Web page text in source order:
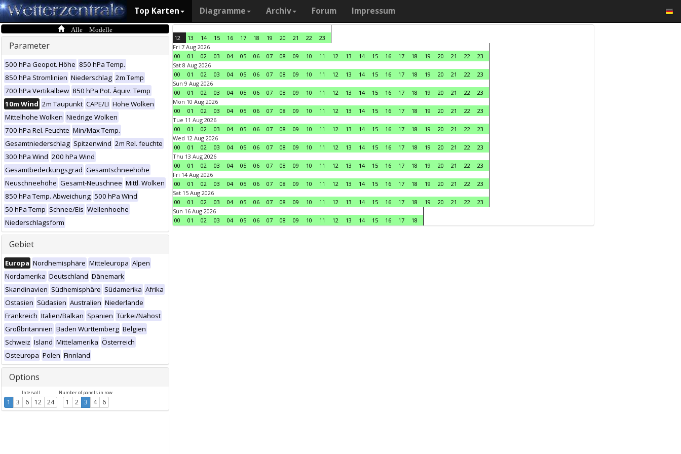
Top Karten Diagramme Archiv Forum Impressum
Alle Modelle
Parameter
500 hPa Geopot. Höhe 850 hPa Temp.
850 hPa Stromlinien Niederschlag 2m Temp
700 hPa Vertikalbew 850 hPa Pot. Äquiv. Temp
10m Wind 2m Taupunkt CAPE/LI Hohe Wolken
Mittelhohe Wolken Niedrige Wolken
700 hPa Rel. Feuchte Min/Max Temp.
Gesamtniederschlag Spitzenwind 2m Rel. feuchte
300 hPa Wind 200 hPa Wind
Gesamtbedeckungsgrad Gesamtschneehöhe
Neuschneehöhe Gesamt-Neuschnee Mittl. Wolken
850 hPa Temp. Abweichung 500 hPa Wind
50 hPa Temp Schnee/Eis Wellenhoehe
Niederschlagsform
Gebiet
Europa Nordhemisphäre Mitteleuropa Alpen
Nordamerika Deutschland Dänemark
Skandinavien Südhemisphäre Südamerika Afrika
Ostasien Südasien Australien Niederlande
Frankreich Italien/Balkan Spanien Türkei/Nahost
Großbritannien Baden Württemberg Belgien
Schweiz Island Mittelamerika Österreich
Osteuropa Polen Finnland
Options
Intervall
1 3 6 12 24
Number of panels in row
1 2 3 4 6
12 13 14 15 16 17 18 19 20 21 22
23
Fri 7 Aug 2026
00
01 02 03 04 05 06 07 08 09 10 11 12 13 14 15 16 17 18 19 20 21 22
23
Sat 8 Aug 2026
00
01 02 03 04 05 06 07 08 09 10 11 12 13 14 15 16 17 18 19 20 21 22
23
Sun 9 Aug 2026
00
01 02 03 04 05 06 07 08 09 10 11 12 13 14 15 16 17 18 19 20 21 22
23
Mon 10 Aug 2026
00
01 02 03 04 05 06 07 08 09 10 11 12 13 14 15 16 17 18 19 20 21 22
23
Tue 11 Aug 2026
00
01 02 03 04 05 06 07 08 09 10 11 12 13 14 15 16 17 18 19 20 21 22
23
Wed 12 Aug 2026
00
01 02 03 04 05 06 07 08 09 10 11 12 13 14 15 16 17 18 19 20 21 22
23
Thu 13 Aug 2026
00
01 02 03 04 05 06 07 08 09 10 11 12 13 14 15 16 17 18 19 20 21 22
23
Fri 14 Aug 2026
00
01 02 03 04 05 06 07 08 09 10 11 12 13 14 15 16 17 18 19 20 21 22
23
Sat 15 Aug 2026
00
01 02 03 04 05 06 07 08 09 10 11 12 13 14 15 16 17 18 19 20 21 22
23
Sun 16 Aug 2026
00
01 02 03 04 05 06 07 08 09 10 11 12 13 14 15 16 17 18